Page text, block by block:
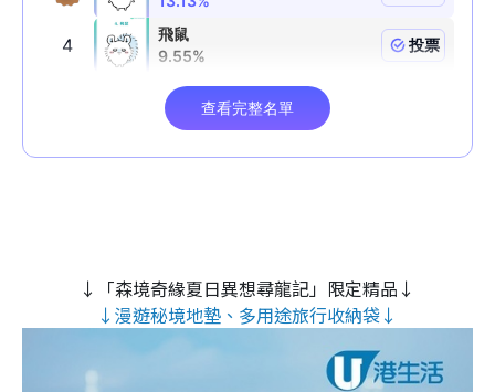
↓「森境奇緣夏日異想尋龍記」限定精品↓
↓漫遊秘境地墊、多用途旅行收納袋↓